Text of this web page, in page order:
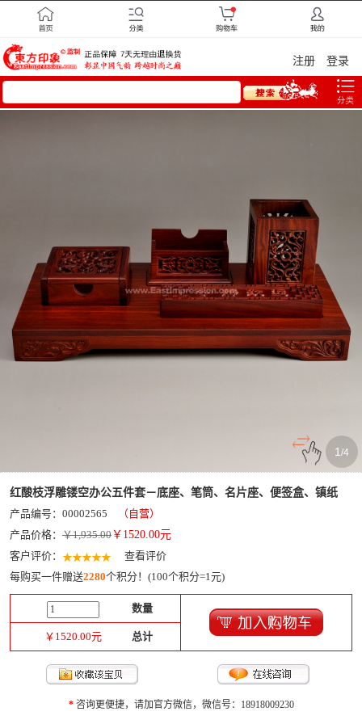
注册 登录
1 /4
红酸枝浮雕镂空办公五件套－底座、笔筒、名片座、便签盒、镇纸
产品编号：00002565
（自营）
产品价格： ￥1,935.00 ￥ 1520.00元
客户评价：
查看评价
每购买一件赠送2280个积分！(100个积分=1元)
数量
￥ 1520.00元 总计
*咨询更便捷，请加官方微信，微信号：18918009230